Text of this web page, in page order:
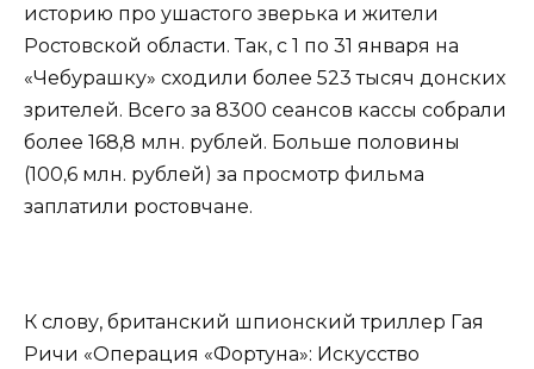
историю про ушастого зверька и жители
Ростовской области. Так, с 1 по 31 января на
«Чебурашку» сходили более 523 тысяч донских
зрителей. Всего за 8300 сеансов кассы собрали
более 168,8 млн. рублей. Больше половины
(100,6 млн. рублей) за просмотр фильма
заплатили ростовчане.
К слову, британский шпионский триллер Гая
Ричи «Операция «Фортуна»: Искусство